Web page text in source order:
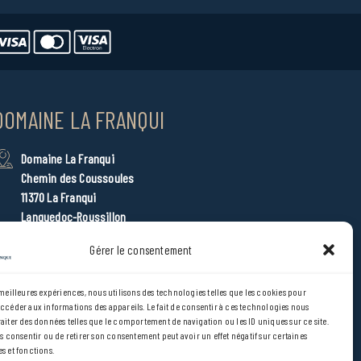
Gérer le consentement
expériences, nous utilisons des technologies telles que les cookies pour
aux informations des appareils. Le fait de consentir à ces technologies nous
des données telles que le comportement de navigation ou les ID uniques sur ce site.
consentir ou de retirer son consentement peut avoir un effet négatif sur certaines
et fonctions.
LA FRANQUI
Domaine La Franqui
Chemin des Coussoules
11370 La Franqui
Languedoc-Roussillon
domainelafranqui@sandaya.fr
Accès emplacement et restaurant PMR